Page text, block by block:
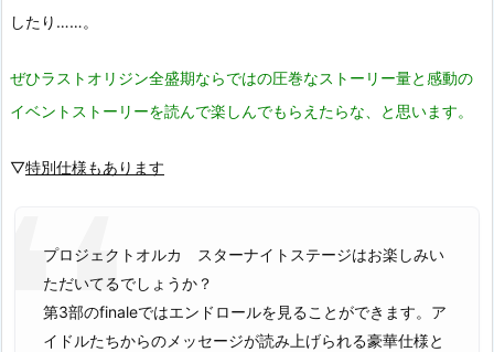
したり……。
ぜひラストオリジン全盛期ならではの圧巻なストーリー量と感動の
イベントストーリーを読んで楽しんでもらえたらな、と思います。
▽特別仕様もあります
プロジェクトオルカ スターナイトステージはお楽しみい
ただいてるでしょうか？
第3部のfinaleではエンドロールを見ることができます。ア
イドルたちからのメッセージが読み上げられる豪華仕様と